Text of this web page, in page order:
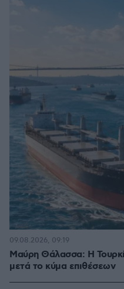
Μαύρη Θάλασσα: Η
μετά το κύμα επιθέσεων
09.08.2026, 09:19